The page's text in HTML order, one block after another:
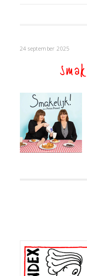
24 september 2025
Primaire
Sidebar